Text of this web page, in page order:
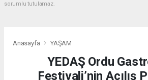
sorumlu tutulamaz.
Anasayfa YAŞAM
YEDAŞ Ordu
Festivali’nin Açılış